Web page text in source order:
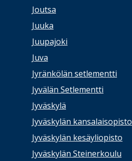
Joutsa
Juuka
Juupajoki
Juva
Jyränkölän setlementti
Jyvälän Setlementti
Jyväskylä
Jyväskylän kansalaisopisto
Jyväskylän kesäyliopisto
Jyväskylän Steinerkoulu